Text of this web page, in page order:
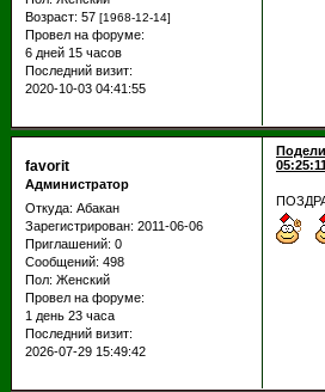
Возраст: 57 [1968-12-14]
Провел на форуме:
6 дней 15 часов
Последний визит:
2020-10-03 04:41:55
favorit
Администратор
Откуда: Абакан
Зарегистрирован: 2011-06-06
Приглашений: 0
Сообщений: 498
Пол: Женский
Провел на форуме:
1 день 23 часа
Последний визит:
2026-07-29 15:49:42